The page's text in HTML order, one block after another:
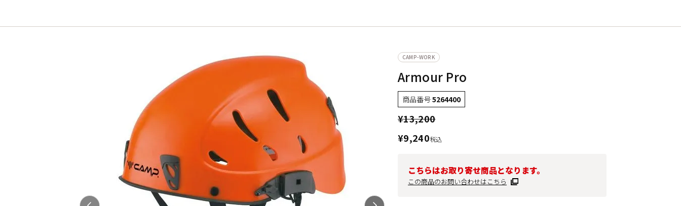
CAMP-WORK
Armour Pro
商品番号5264400
¥13,200
¥9,240税込
こちらはお取り寄せ商品となります。
この商品のお問い合わせはこちら